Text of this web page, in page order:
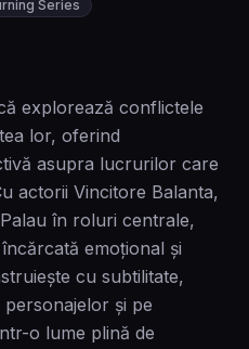
Series
explorează conflictele
lor, oferind
asupra lucrurilor care
actorii Vincitore Balanta,
în roluri centrale,
emoțional și
cu subtilitate,
și pe
o lume plină de